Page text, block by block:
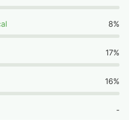
8%
17%
16%
-